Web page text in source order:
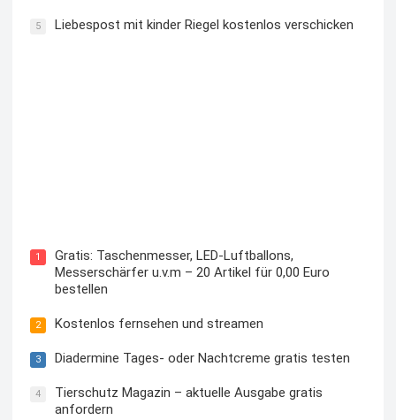
5 Liebespost mit kinder Riegel kostenlos verschicken
1
Gratis: Taschenmesser, LED-Luftballons,
Messerschärfer u.v.m – 20 Artikel für 0,00 Euro
bestellen
2 Kostenlos fernsehen und streamen
3 Diadermine Tages- oder Nachtcreme gratis testen
4
Tierschutz Magazin – aktuelle Ausgabe gratis
anfordern